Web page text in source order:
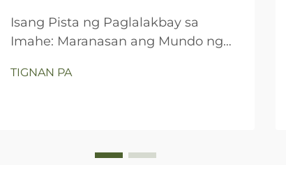
Isang Pista ng Paglalakbay sa
Imahe: Maranasan ang Mundo ng
TIGNAN PA